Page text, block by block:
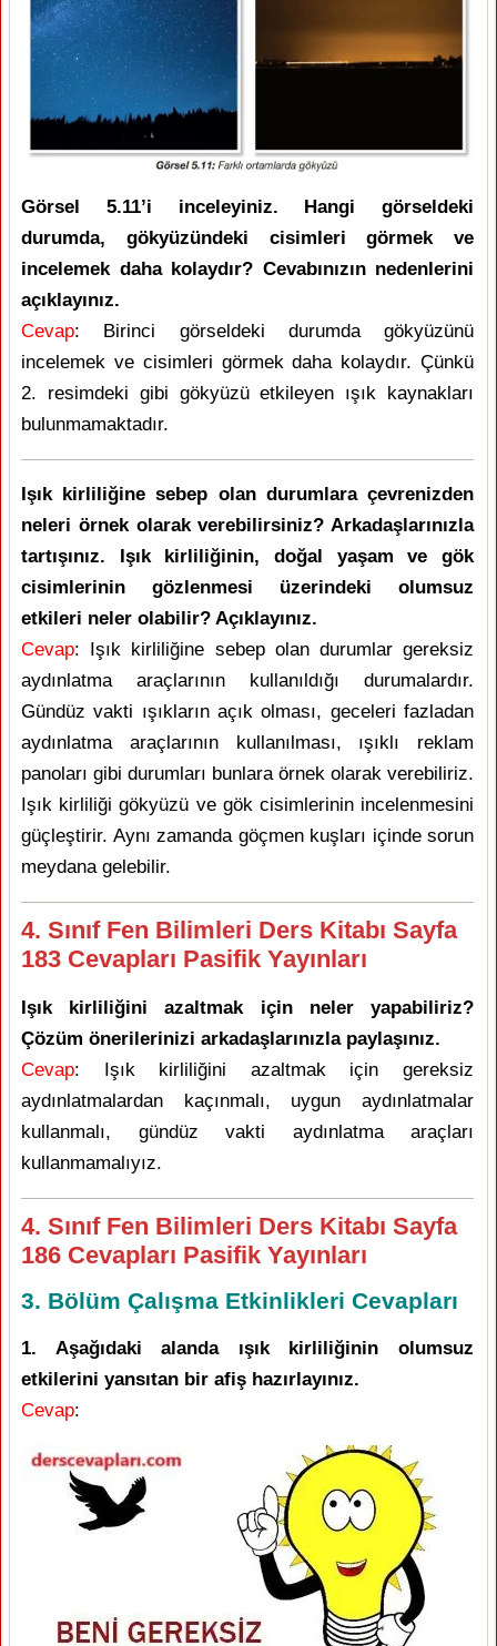
Görsel 5.11’i inceleyiniz. Hangi görseldeki
durumda, gökyüzündeki cisimleri görmek ve
incelemek daha kolaydır? Cevabınızın nedenlerini
açıklayınız.
Cevap: Birinci görseldeki durumda gökyüzünü
incelemek ve cisimleri görmek daha kolaydır. Çünkü
2. resimdeki gibi gökyüzü etkileyen ışık kaynakları
bulunmamaktadır.
Işık kirliliğine sebep olan durumlara çevrenizden
neleri örnek olarak verebilirsiniz? Arkadaşlarınızla
tartışınız. Işık kirliliğinin, doğal yaşam ve gök
cisimlerinin gözlenmesi üzerindeki olumsuz
etkileri neler olabilir? Açıklayınız.
Cevap: Işık kirliliğine sebep olan durumlar gereksiz
aydınlatma araçlarının kullanıldığı durumalardır.
Gündüz vakti ışıkların açık olması, geceleri fazladan
aydınlatma araçlarının kullanılması, ışıklı reklam
panoları gibi durumları bunlara örnek olarak verebiliriz.
Işık kirliliği gökyüzü ve gök cisimlerinin incelenmesini
güçleştirir. Aynı zamanda göçmen kuşları içinde sorun
meydana gelebilir.
4. Sınıf Fen Bilimleri Ders Kitabı Sayfa
183 Cevapları Pasifik Yayınları
Işık kirliliğini azaltmak için neler yapabiliriz?
Çözüm önerilerinizi arkadaşlarınızla paylaşınız.
Cevap: Işık kirliliğini azaltmak için gereksiz
aydınlatmalardan kaçınmalı, uygun aydınlatmalar
kullanmalı, gündüz vakti aydınlatma araçları
kullanmamalıyız.
4. Sınıf Fen Bilimleri Ders Kitabı Sayfa
186 Cevapları Pasifik Yayınları
3. Bölüm Çalışma Etkinlikleri Cevapları
1. Aşağıdaki alanda ışık kirliliğinin olumsuz
etkilerini yansıtan bir afiş hazırlayınız.
Cevap: